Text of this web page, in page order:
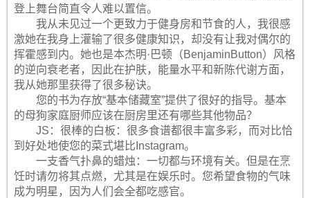
登上舞台简直令人难以置信。
我从未见过一个更致力于健身房和节食的人，我很感
激她在我身上灌输了很多健康知识，却没有让我对偶尔的
挥霍感到内。她也是本杰明·巴顿（BenjaminButton）风格
的逆向衰老者，因此在护肤，能量水平和新陈代谢方面，
我从她那里获得了很多秘诀。
您的书为存放“基本储藏室”提供了很好的指导。基本
的母狗家庭厨师应该在厨房里还有哪些其他物品？
JS：很棒的白板：很多食谱都很丰富多彩，而对比恰
到好处地使您的菜式堪比Instagram。
一支香气扑鼻的蜡烛：一切都与环境有关。但是在烹
饪时请勿将其点燃，尤其是在娱乐时。您希望食物的气味
成为明星，因为人们会全都吃感官。